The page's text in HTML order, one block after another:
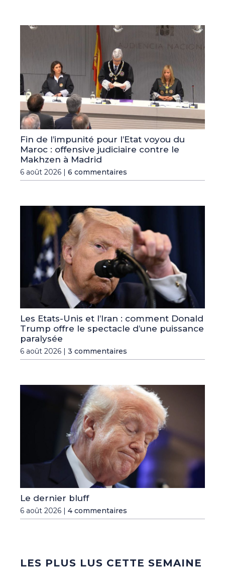
Fin de l’impunité pour l’Etat voyou du
Maroc : offensive judiciaire contre le
Makhzen à Madrid
6 août 2026 | 6 commentaires
Les Etats-Unis et l’Iran : comment Donald
Trump offre le spectacle d’une puissance
paralysée
6 août 2026 | 3 commentaires
Le dernier bluff
6 août 2026 | 4 commentaires
LES PLUS LUS CETTE SEMAINE